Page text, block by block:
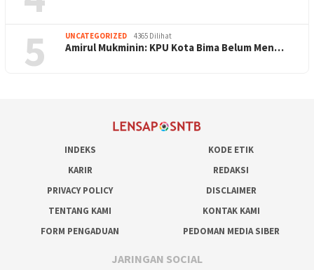
5 UNCATEGORIZED 4365 Dilihat
Amirul Mukminin: KPU Kota Bima Belum Men…
INDEKS
KODE ETIK
KARIR
REDAKSI
PRIVACY POLICY
DISCLAIMER
TENTANG KAMI
KONTAK KAMI
FORM PENGADUAN
PEDOMAN MEDIA SIBER
JARINGAN SOCIAL